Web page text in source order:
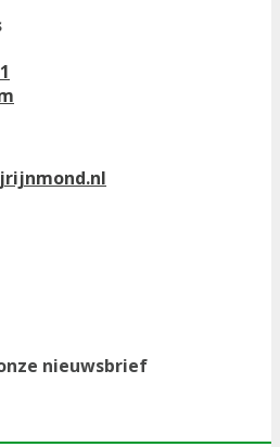
nieuwsbrief